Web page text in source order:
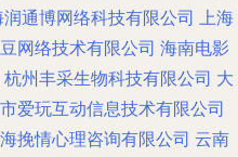
润通博网络科技有限公司
上海
网络技术有限公司 海南电影
杭州丰采生物科技有限公司 大
爱玩互动信息技术有限公司
海挽情心理咨询有限公司 云南